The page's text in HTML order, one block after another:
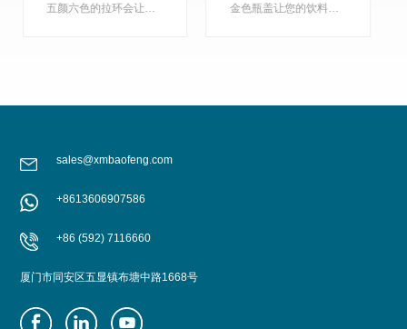
金色瓶盖让您的饮料罐在货架上熠熠生辉，保沣提供浅金色、深金色全系列金色罐盖。
了解更多
200 B64 黑色汽水盖，环保盖
sales@xmbaofeng.com
+8613606907586
+86 (592) 7116660
厦门市同安区五显镇布塘中路1668号